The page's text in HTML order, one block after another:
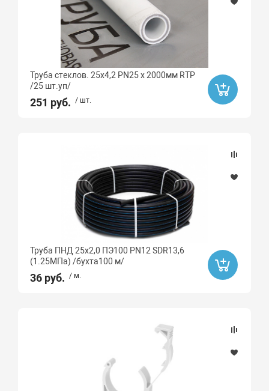
Труба стеклов. 25х4,2 PN25 х 2000мм RTP
/25 шт.уп/
251 руб. / шт.
Труба ПНД 25х2,0 ПЭ100 PN12 SDR13,6
(1.25МПа) /бухта100 м/
36 руб. / м.